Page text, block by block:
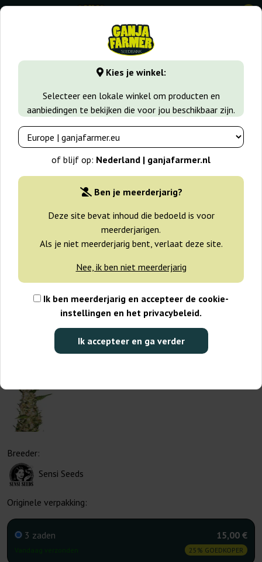
Kies je winkel:
Selecteer een lokale winkel om producten en
aanbiedingen te bekijken die voor jou beschikbaar zijn.
of blijf op: Nederland | ganjafarmer.nl
Ben je meerderjarig?
Deze site bevat inhoud die bedoeld is voor
meerderjarigen.
Als je niet meerderjarig bent, verlaat deze site.
Nee, ik ben niet meerderjarig
Ik ben meerderjarig en accepteer de cookie-
instellingen en het privacybeleid.
Ik accepteer en ga verder
0
GanjaFarmer.nl Wiet soorten Skunk Skunk 1 Auto
-25%
+gratisie
Breeder:
Sensi Seeds
Originele verpakking:
3 zaden 15,00 €
25% GOEDKOPER